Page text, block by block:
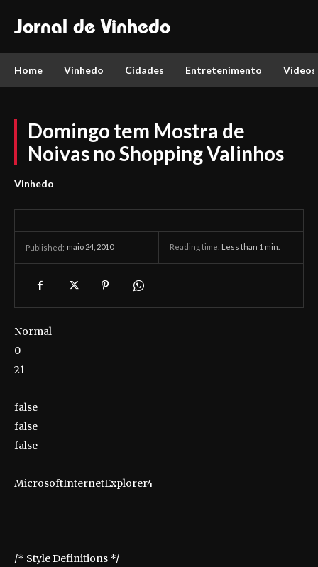
Jornal de Vinhedo
Home Vinhedo Cidades Entretenimento Vídeos
Domingo tem Mostra de
Noivas no Shopping Valinhos
Vinhedo
Published: maio 24, 2010 Reading time: Less than 1 min.
Normal
0
21
false
false
false
MicrosoftInternetExplorer4
/* Style Definitions */